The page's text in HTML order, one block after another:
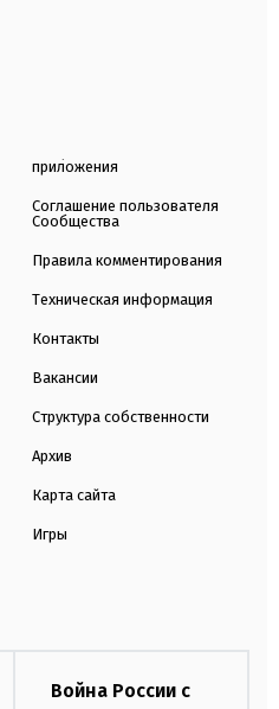
приложения
Соглашение пользователя
Сообщества
Правила комментирования
Техническая информация
Контакты
Вакансии
Структура собственности
Архив
Карта сайта
Игры
Война России с